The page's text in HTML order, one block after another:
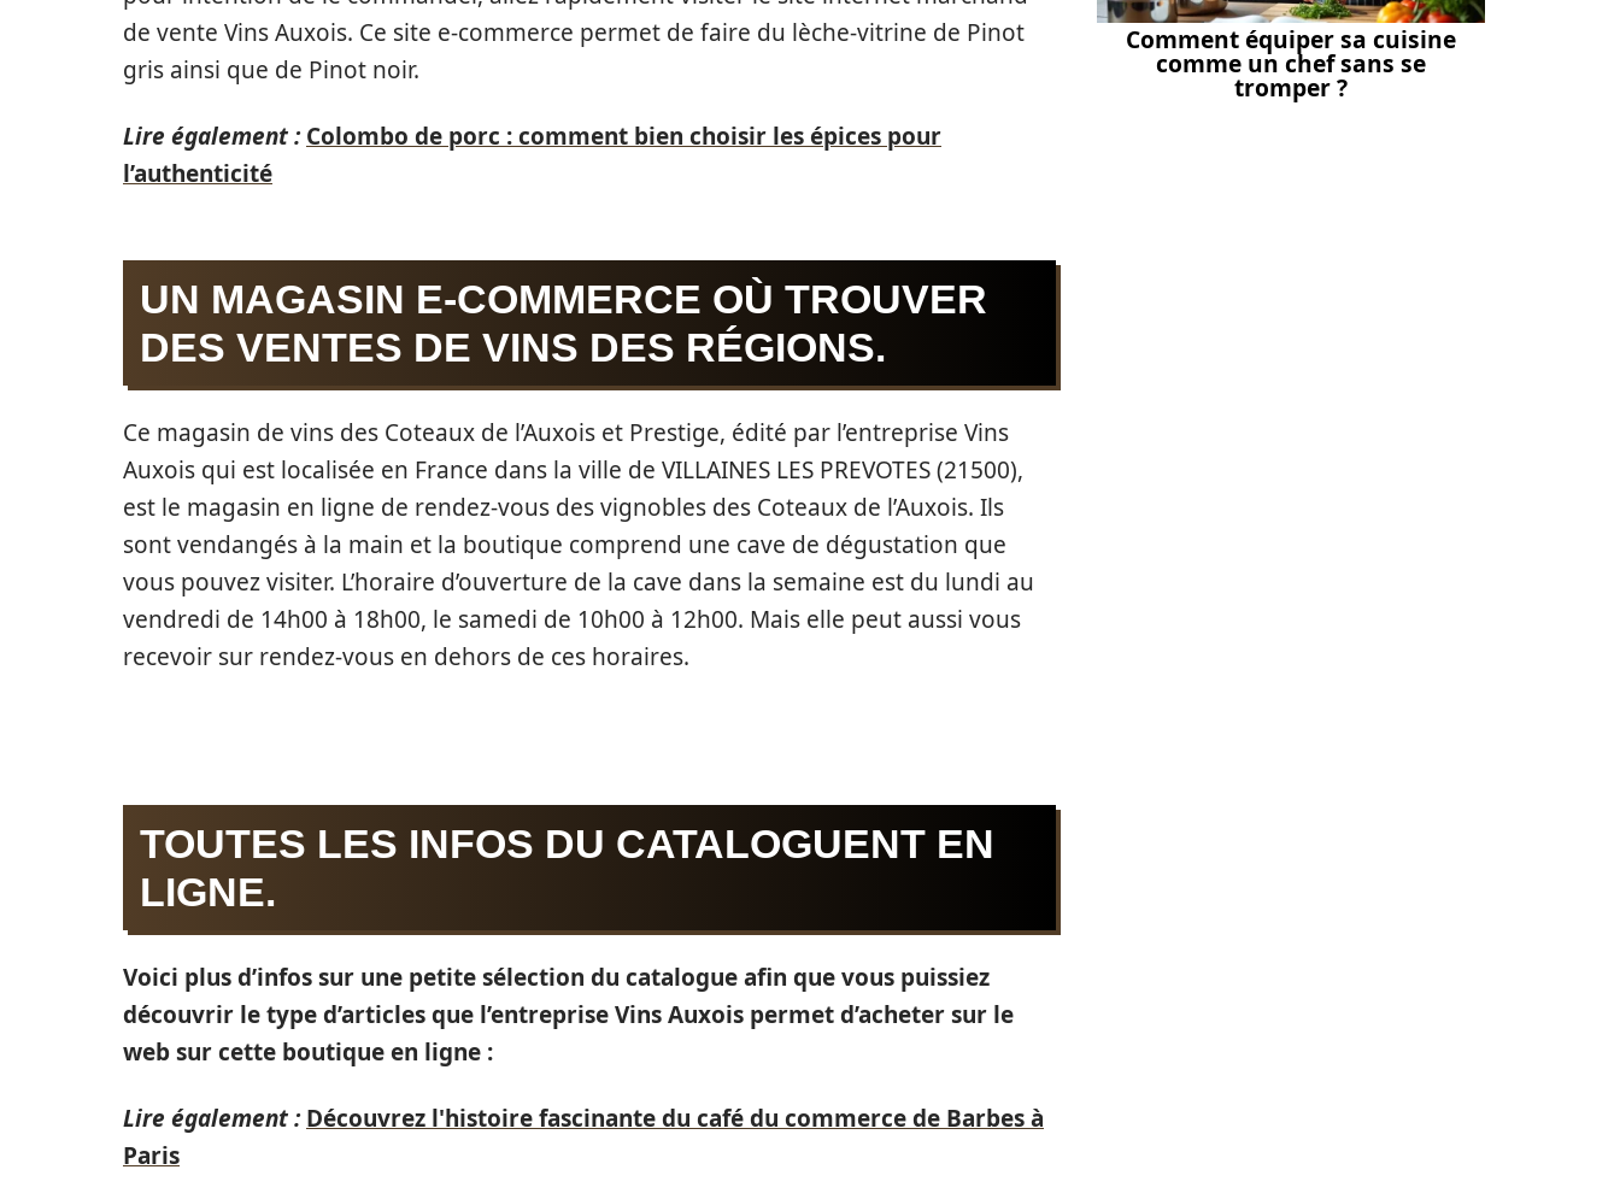
de vente Vins Auxois. Ce site e-commerce permet de faire du lèche-vitrine de Pinot
gris ainsi que de Pinot noir.
Lire également : Colombo de porc : comment bien choisir les épices pour
l’authenticité
UN MAGASIN E-COMMERCE OÙ TROUVER
DES VENTES DE VINS DES RÉGIONS.
Ce magasin de vins des Coteaux de l’Auxois et Prestige, édité par l’entreprise Vins
Auxois qui est localisée en France dans la ville de VILLAINES LES PREVOTES (21500),
est le magasin en ligne de rendez-vous des vignobles des Coteaux de l’Auxois. Ils
sont vendangés à la main et la boutique comprend une cave de dégustation que
vous pouvez visiter. L’horaire d’ouverture de la cave dans la semaine est du lundi au
vendredi de 14h00 à 18h00, le samedi de 10h00 à 12h00. Mais elle peut aussi vous
recevoir sur rendez-vous en dehors de ces horaires.
TOUTES LES INFOS DU CATALOGUENT EN
LIGNE.
Voici plus d’infos sur une petite sélection du catalogue afin que vous puissiez
découvrir le type d’articles que l’entreprise Vins Auxois permet d’acheter sur le
web sur cette boutique en ligne :
Lire également : Découvrez l'histoire fascinante du café du commerce de Barbes à
Paris
Comment équiper sa cuisine
comme un chef sans se
tromper ?